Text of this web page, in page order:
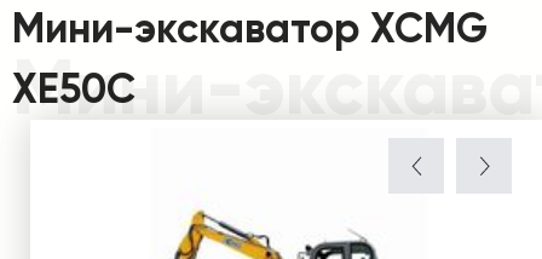
Мини-
Мини-экскаватор XCMG
XE50С